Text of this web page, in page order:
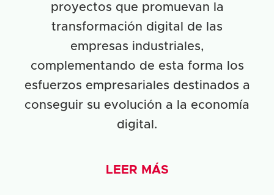
proyectos que promuevan la
transformación digital de las
empresas industriales,
complementando de esta forma los
esfuerzos empresariales destinados a
conseguir su evolución a la economía
digital.
LEER MÁS